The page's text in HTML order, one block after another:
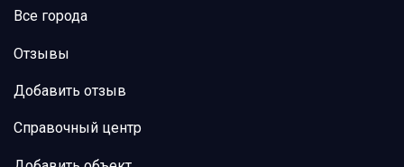
Все города
Отзывы
Добавить отзыв
Справочный центр